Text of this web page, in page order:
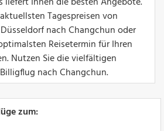
Tagespreisen von
nach Changchun oder
Reisetermin für Ihren
Nutzen Sie die vielfältigen
nach Changchun.
zum: